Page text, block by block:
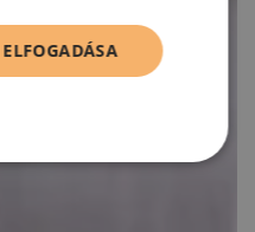
ELFOGADÁSA